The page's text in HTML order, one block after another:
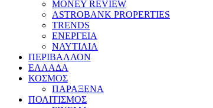
MONEY REVIEW
ASTROBANK PROPERTIES
TRENDS
ΕΝΕΡΓΕΙΑ
ΝΑΥΤΙΛΙΑ
ΠΕΡΙΒΑΛΛΟΝ
ΕΛΛΑΔΑ
ΚΟΣΜΟΣ
ΠΑΡΑΞΕΝΑ
ΠΟΛΙΤΙΣΜΟΣ